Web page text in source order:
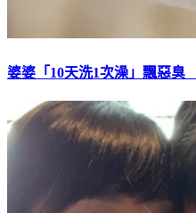
婆婆「10天洗1次澡」飄惡